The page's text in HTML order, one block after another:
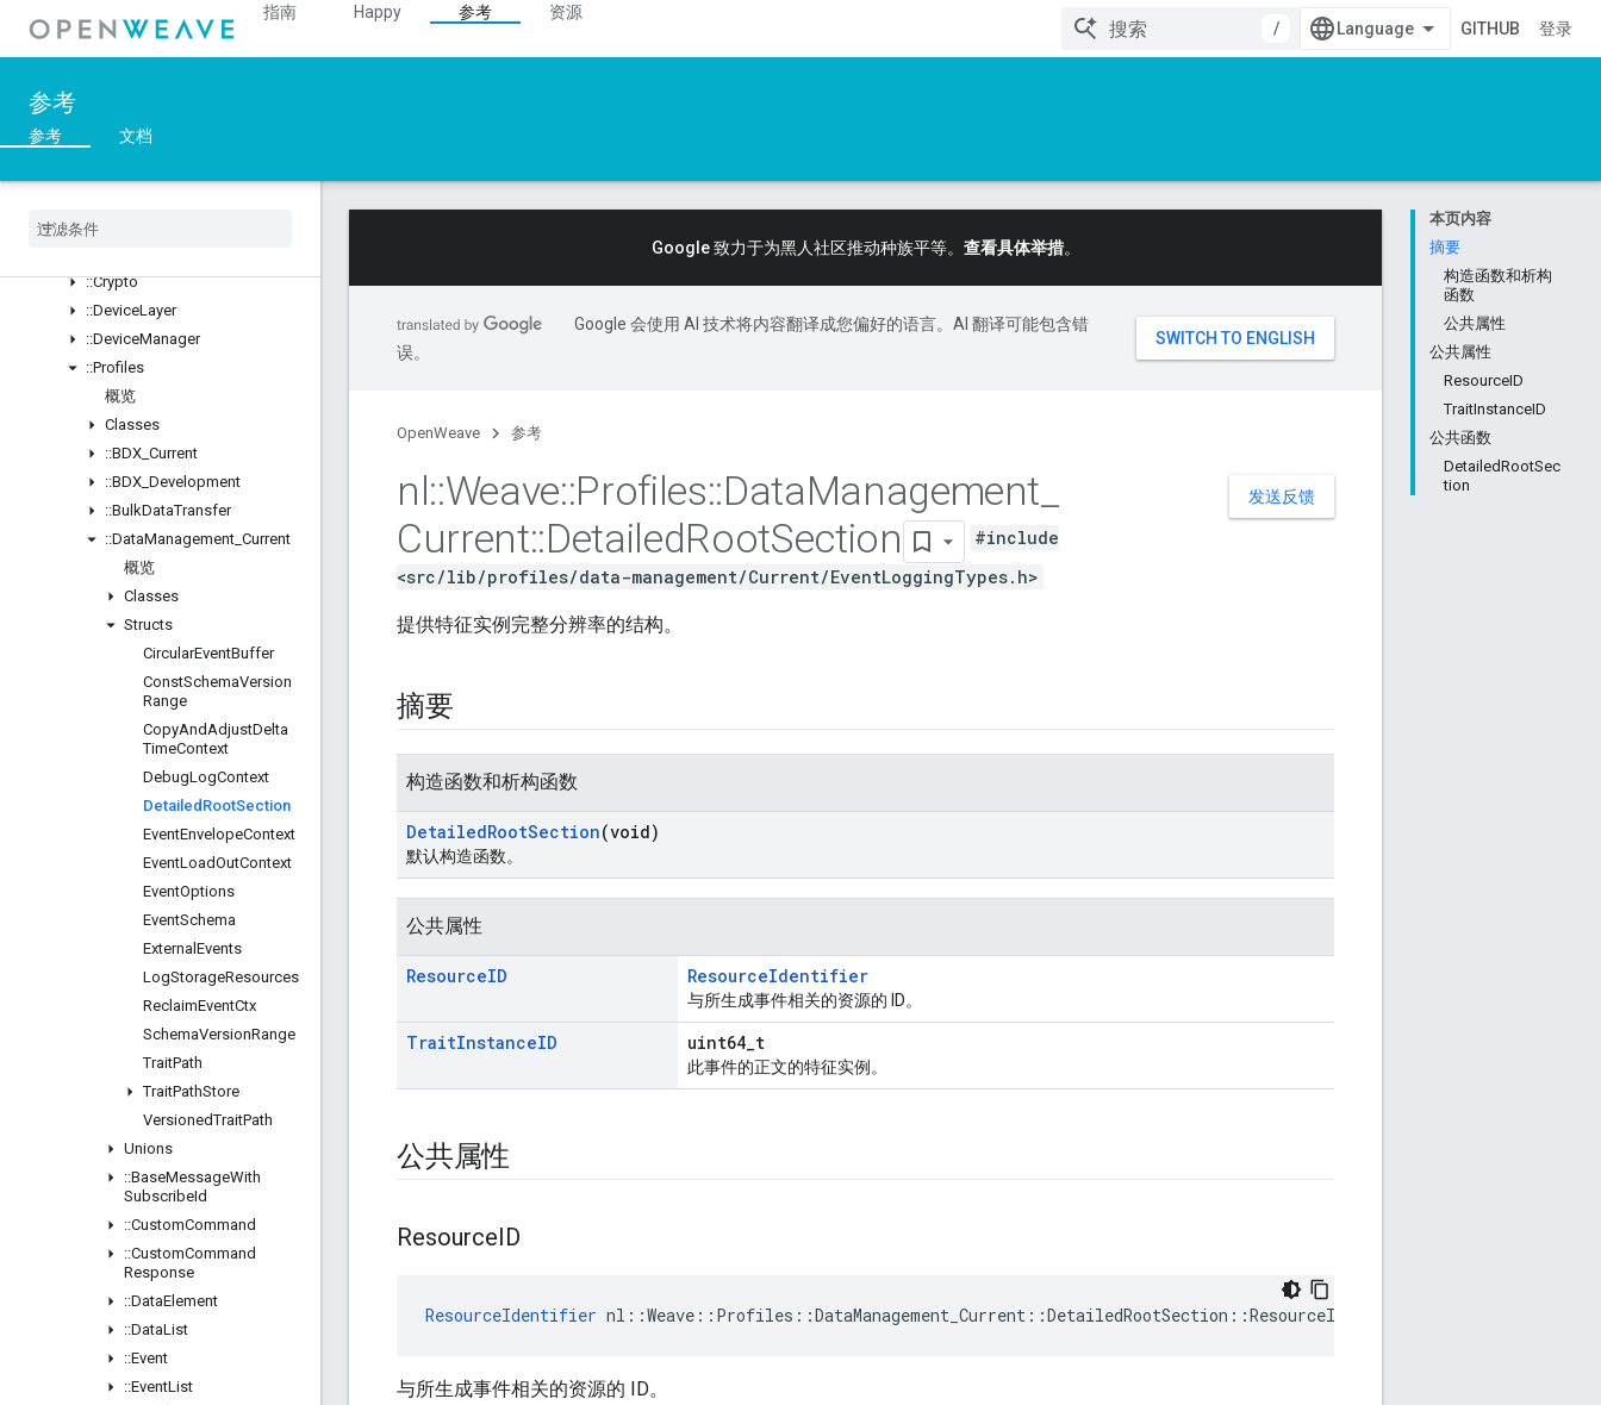
指南 Happy 参考
资源
/
GITHUB 登录
参考
参考 文档
::ArgParser
::Ble
::Weave
Unions
::Crypto
::DeviceLayer
::DeviceManager
::Profiles
概览
Classes
::BDX Current
::BDX Development
::BulkDataTransfer
::DataManagement Current
概览
Classes
Structs
CircularEventBuffer
ConstSchemaVersion
Range
CopyAndAdjustDelta
TimeContext
DebugLogContext
Detailed RootSection
EventEnvelopeContext
EventLoadOutContext
EventOptions
EventSchema
External Events
LogStorageResources
ReclaimEventCtx
SchemaVersionRange
TraitPath
TraitPathStore
VersionedTraitPath
Unions
::BaseMessageWith
SubscribeId
::CustomCommand
::CustomCommand
Response
::DataElement
::DataList
::Event
::EventList
本页内容
摘要
构造函数和析构
函数
公共属性
公共属性
ResourceID
TraitInstanceID
公共函数
DetailedRootSec
tion
Google 致力于为黑人社区推动种族平等。 查看具体举措。
Google 会使用 AI 技术将内容翻译成您偏好的语言。AI 翻译可能包含错
误。
OpenWeave 参考
发送反馈
nl::Weave::Profiles::DataManagement
Current::DetailedRootSection
#include
<src/lib/profiles/data-management/Current/EventLoggingTypes.h>
提供特征实例完整分辨率的结构。
摘要
构造函数和析构函数
DetailedRootSection(void)
默认构造函数。
公共属性
ResourceID ResourceIdentifier
与所生成事件相关的资源的 ID。
TraitInstanceID uint64_t
此事件的正文的特征实例。
公共属性
ResourceID
ResourceIdentifier nl::Weave::Profiles::DataManagement_Current::DetailedRootSection::ResourceID
与所生成事件相关的资源的 ID。